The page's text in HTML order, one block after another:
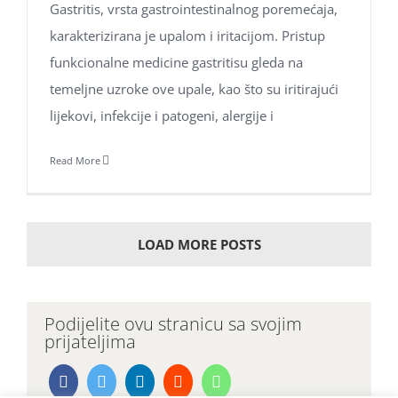
Gastritis, vrsta gastrointestinalnog poremećaja,
karakterizirana je upalom i iritacijom. Pristup
funkcionalne medicine gastritisu gleda na
temeljne uzroke ove upale, kao što su iritirajući
lijekovi, infekcije i patogeni, alergije i
Read More
LOAD MORE POSTS
Podijelite ovu stranicu sa svojim
prijateljima